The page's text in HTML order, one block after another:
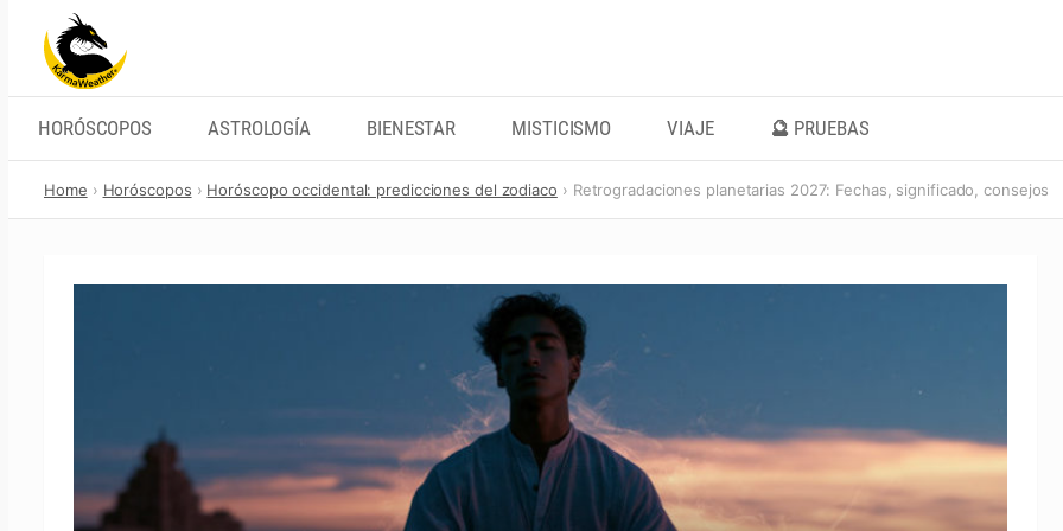
content
HORÓSCOPOS ASTROLOGÍA BIENESTAR MISTICISMO VIAJE 🔮 PRUEBAS
Home Horóscopos Horóscopo occidental: predicciones del zodiaco Retrogradaciones planetarias 2027: Fechas, significado, consejos